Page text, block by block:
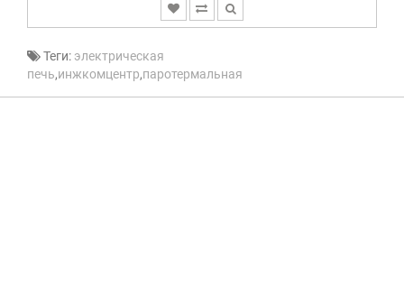
Теги: электрическая
печь,инжкомцентр,паротермальная